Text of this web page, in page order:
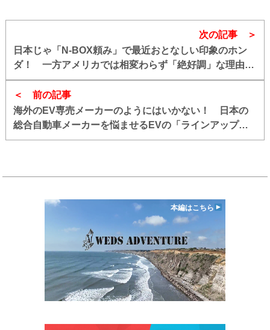
前の記事
海外のEV専売メーカーのようにはいかない！ 日本の
総合自動車メーカーを悩ませるEVの「ラインアップ拡
充」も「納期短縮」も難しい裏事情
次の記事
日本じゃ「N-BOX頼み」で最近おとなしい印象のホン
ダ！ 一方アメリカでは相変わらず「絶好調」な理由と
は
本編はこちら